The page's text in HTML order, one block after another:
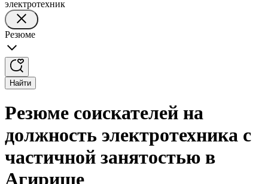
электротехник
Резюме
Найти
Резюме соискателей на
должность электротехника с
частичной занятостью в
Агирише